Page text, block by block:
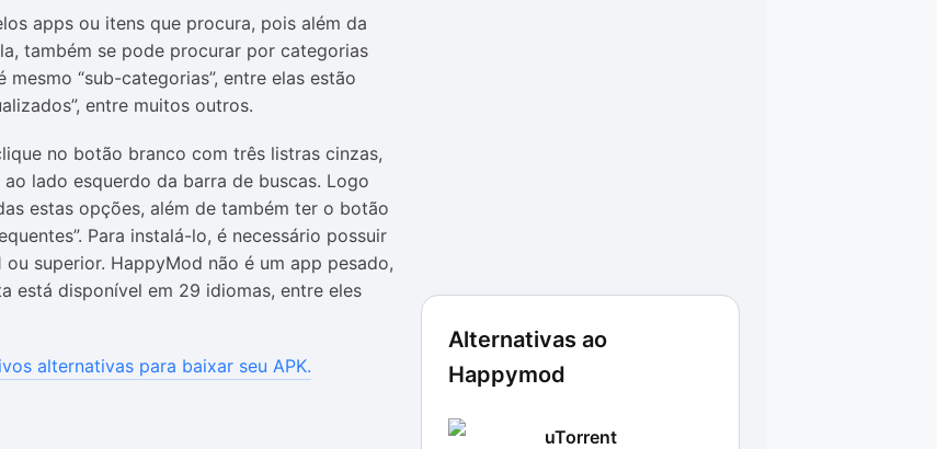
apps ou itens que procura, pois além da
também se pode procurar por categorias
“sub-categorias”, entre elas estão
entre muitos outros.
no botão branco com três listras cinzas,
lado esquerdo da barra de buscas. Logo
estas opções, além de também ter o botão
Para instalá-lo, é necessário possuir
superior. HappyMod não é um app pesado,
está disponível em 29 idiomas, entre eles
alternativas para baixar seu APK.
Alternativas ao
Happymod
uTorrent